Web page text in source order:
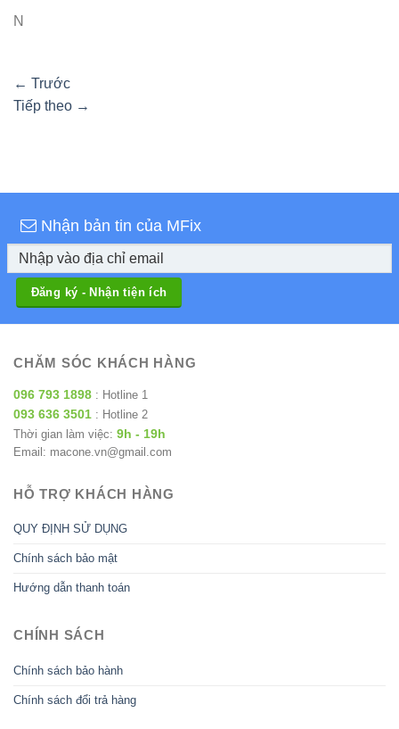
N
← Trước
Tiếp theo →
Nhận bản tin của MFix
CHĂM SÓC KHÁCH HÀNG
096 793 1898 : Hotline 1
093 636 3501 : Hotline 2
Thời gian làm việc: 9h - 19h
Email: macone.vn@gmail.com
HỖ TRỢ KHÁCH HÀNG
QUY ĐỊNH SỬ DỤNG
Chính sách bảo mật
Hướng dẫn thanh toán
CHÍNH SÁCH
Chính sách bảo hành
Chính sách đổi trả hàng